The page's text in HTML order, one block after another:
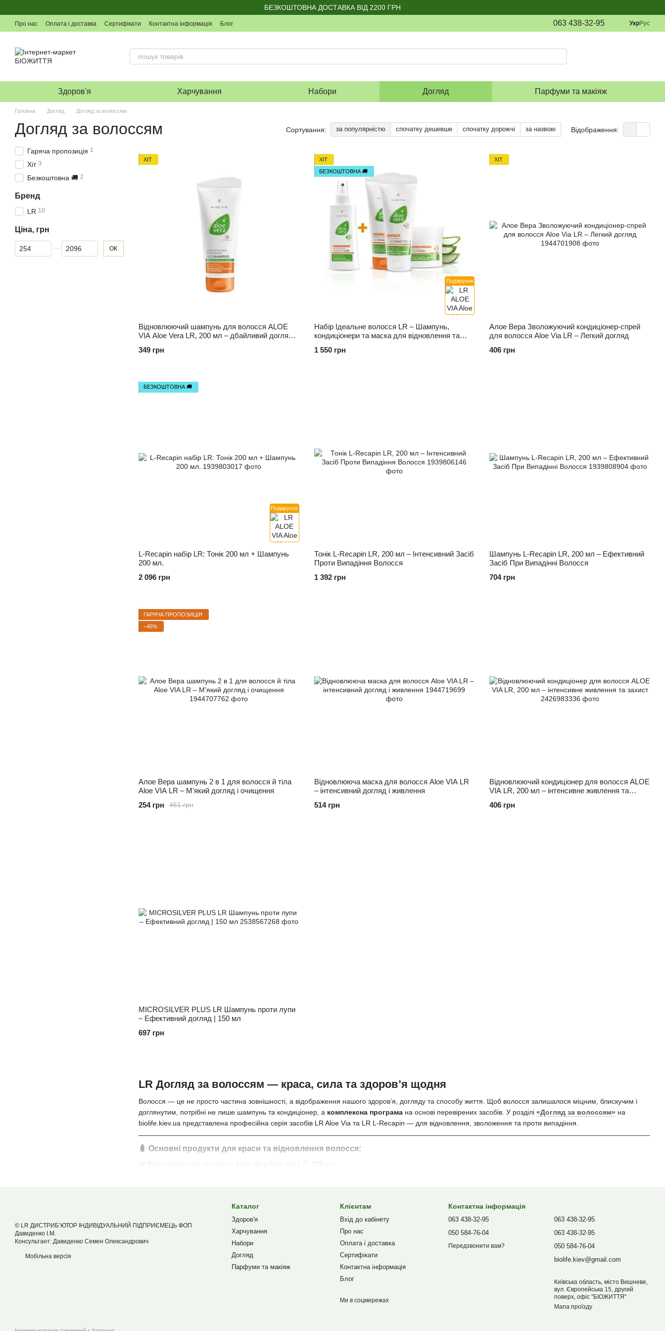
БЕЗКОШТОВНА ДОСТАВКА ВІД 2200 ГРН
Про нас Оплата і доставка Сертифікати Контактна інформація Блог 063 438-32-95 УкрРус
Здоров'я Харчування Набори Догляд Парфуми та макіяж
Головна Догляд Догляд за волоссям
Догляд за волоссям Сортування: за популярністю спочатку дешевше спочатку дорожчі за назвою Відображення:
LR Догляд за волоссям — краса, сила та здоров’я щодня
Волосся — це не просто частина зовнішності, а відображення нашого здоров’я, догляду та способу життя. Щоб волосся залишалося міцним, блискучим і
доглянутим, потрібні не лише шампунь та кондиціонер, а комплексна програма на основі перевірених засобів. У розділі «Догляд за волоссям» на
biolife.kiev.ua представлена професійна серія засобів LR Aloe Via та LR L-Recapin — для відновлення, зволоження та проти випадіння.
🧴 Основні продукти для краси та відновлення волосся:
Відновлює структуру волосся, захищає від пересушування
Підходить для щоденного використання
💧Зволожуючий кондиціонер-спрей Aloe Vera
Зволожує, полегшує розчісування, зменшує ламкість
Ідеальний для сухого, фарбованого або пошкодженого волосся
ХІТ
Відновлюючий шампунь для волосся ALOE
VIA Aloe Vera LR, 200 мл – дбайливий догляд
349 грн
Подарунок
ХІТ
БЕЗКОШТОВНА 🚚
Набір Ідеальне волосся LR – Шампунь,
кондиціонери та маска для відновлення та
1 550 грн
ХІТ
Алое Вера Зволожуючий кондиціонер-спрей
для волосся Aloe Via LR – Легкий догляд
406 грн
Подарунок
БЕЗКОШТОВНА 🚚
L-Recapin набір LR: Тонік 200 мл + Шампунь
200 мл.
2 096 грн
Тонік L-Recapin LR, 200 мл – Інтенсивний Засіб
Проти Випадіння Волосся
1 392 грн
Шампунь L-Recapin LR, 200 мл – Ефективний
Засіб При Випадінні Волосся
704 грн
ГАРЯЧА ПРОПОЗИЦІЯ
−45%
Алое Вера шампунь 2 в 1 для волосся й тіла
Aloe VIA LR – М’який догляд і очищення
461 грн
254 грн
Відновлююча маска для волосся Aloe VIA LR
– інтенсивний догляд і живлення
514 грн
Відновлюючий кондиціонер для волосся ALOE
VIA LR, 200 мл – інтенсивне живлення та
406 грн
MICROSILVER PLUS LR Шампунь проти лупи
– Ефективний догляд | 150 мл
697 грн
Гаряча пропозиція 1
Хіт 3
Безкоштовна 🚚 2
Бренд
LR 10
Ціна, грн
Від Ціна, грн
До Ціна, грн ОК
© LR ДИСТРИБ’ЮТОР ІНДИВІДУАЛЬНИЙ ПІДПРИЄМЕЦЬ ФОП
Давиденко І.М.
Консультант: Давиденко Семен Олександрович
Мобільна версія
Каталог
Здоров'я
Харчування
Набори
Догляд
Парфуми та макіяж
Клієнтам
Вхід до кабінету
Про нас
Оплата і доставка
Сертифікати
Контактна інформація
Блог
Ми в соцмережах
Контактна інформація
063 438-32-95
050 584-76-04
Передзвонити вам?
063 438-32-95
063 438-32-95
050 584-76-04
biolife.kiev@gmail.com
Київська область, місто Вишневе,
вул. Європейська 15, другий
поверх, офіс "БІОЖИТТЯ"
Мапа проїзду